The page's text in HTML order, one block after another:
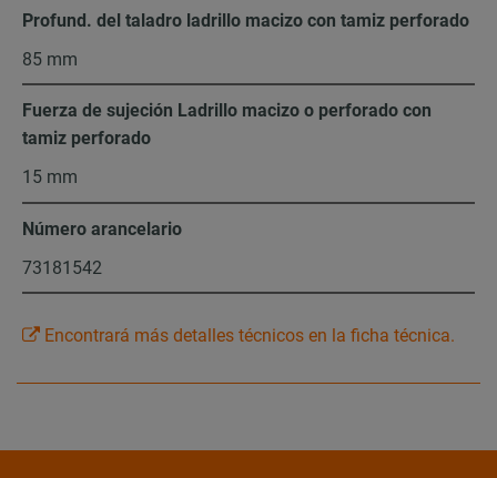
Profund. del taladro ladrillo macizo con tamiz perforado
85 mm
Fuerza de sujeción Ladrillo macizo o perforado con
tamiz perforado
15 mm
Número arancelario
73181542
Encontrará más detalles técnicos en la ficha técnica.